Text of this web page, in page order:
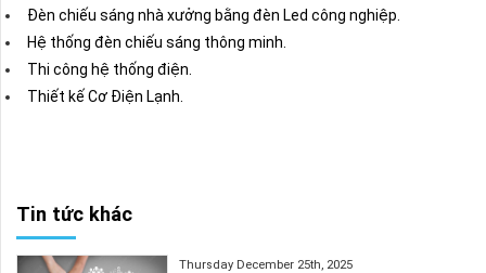
Đèn chiếu sáng nhà xưởng bằng đèn Led công nghiệp.
Hệ thống đèn chiếu sáng thông minh.
Thi công hệ thống điện.
Thiết kế Cơ Điện Lạnh.
Tin tức khác
Thursday December 25th, 2025